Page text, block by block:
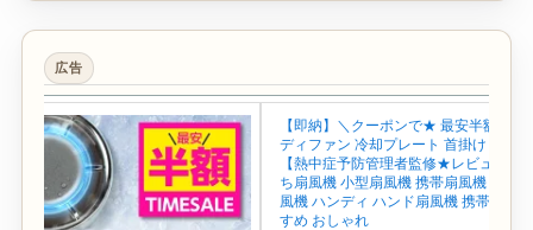
広告
【即納】＼クーポンで★ 最安半額~／
ディファン 冷却プレート 首掛け 首か
【熱中症予防管理者監修★レビュー特
ち扇風機 小型扇風機 携帯扇風機 ネッ
風機 ハンディ ハンド扇風機 携帯 せん
すめ おしゃれ